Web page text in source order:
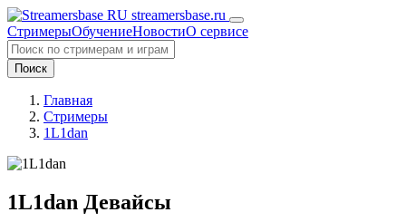
streamersbase.ru
СтримерыОбучениеНовостиО сервисе
Поиск
Главная
Стримеры
1L1dan
1L1dan Девайсы